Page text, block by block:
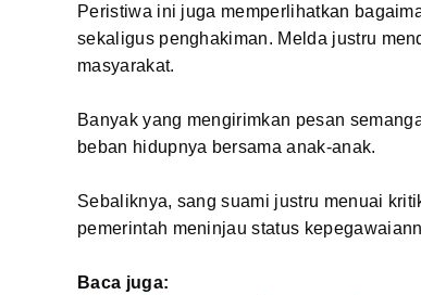
Peristiwa ini juga memperlihatkan
sekaligus penghakiman. Melda justru
masyarakat.
Banyak yang mengirimkan pesan
beban hidupnya bersama anak-anak.
Sebaliknya, sang suami justru menuai
pemerintah meninjau status
Baca juga: